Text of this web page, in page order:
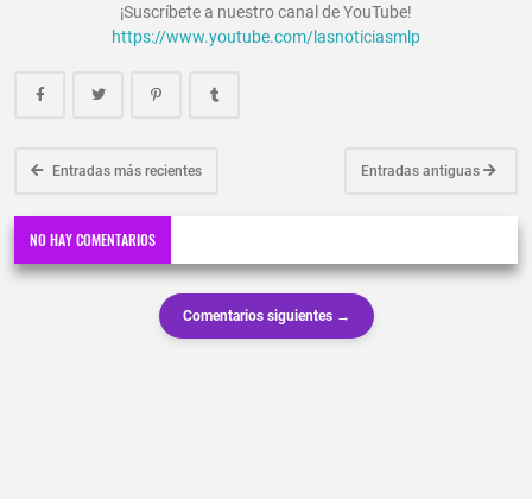
¡Suscríbete a nuestro canal de YouTube!
https://www.youtube.com/lasnoticiasmlp
Entradas más recientes Entradas antiguas
NO HAY COMENTARIOS
Comentarios siguientes →